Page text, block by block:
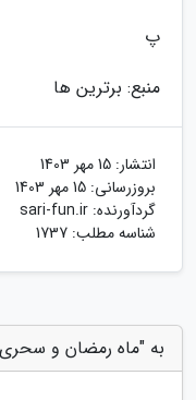
پ
منبع: برترین ها
انتشار: 15 مهر 1403
بروزرسانی: 15 مهر 1403
گردآورنده: sari-fun.ir
شناسه مطلب: 1737
به "ماه رمضان و سحری